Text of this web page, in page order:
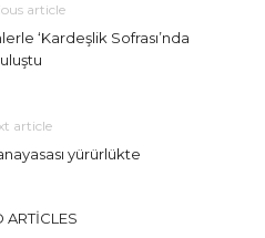
article
‘Kardeşlik Sofrası’nda
article
yürürlükte
ARTICLES